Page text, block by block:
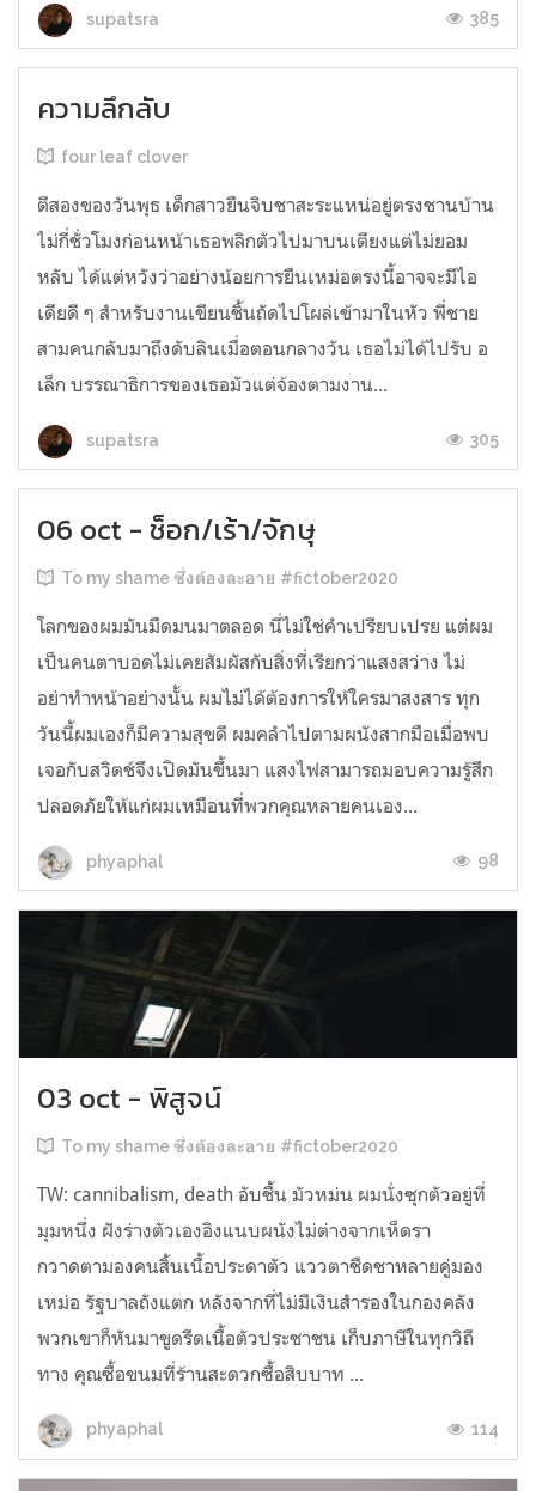
supatsra 385
ความลึกลับ
four leaf clover
ตีสองของวันพุธ เด็กสาวยืนจิบชาสะระแหน่อยู่ตรงชานบ้าน
ไม่กี่ชั่วโมงก่อนหน้าเธอพลิกตัวไปมาบนเตียงแต่ไม่ยอม
หลับ ได้แต่หวังว่าอย่างน้อยการยืนเหม่อตรงนี้อาจจะมีไอ
เดียดี ๆ สำหรับงานเขียนชิ้นถัดไปโผล่เข้ามาในหัว พี่ชาย
สามคนกลับมาถึงดับลินเมื่อตอนกลางวัน เธอไม่ได้ไปรับ อ
เล็ก บรรณาธิการของเธอมัวแต่จ้องตามงาน...
supatsra 305
06 oct - ช็อก/เร้า/จักษุ
To my shame ซึ่งต้องละอาย #fictober2020
โลกของผมมันมืดมนมาตลอด นี่ไม่ใช่คำเปรียบเปรย แต่ผม
เป็นคนตาบอดไม่เคยสัมผัสกับสิ่งที่เรียกว่าแสงสว่าง ไม่
อย่าทำหน้าอย่างนั้น ผมไม่ได้ต้องการให้ใครมาสงสาร ทุก
วันนี้ผมเองก็มีความสุขดี ผมคลำไปตามผนังสากมือเมื่อพบ
เจอกับสวิตช์จึงเปิดมันขึ้นมา แสงไฟสามารถมอบความรู้สึก
ปลอดภัยให้แก่ผมเหมือนที่พวกคุณหลายคนเอง...
phyaphal 98
03 oct - พิสูจน์
To my shame ซึ่งต้องละอาย #fictober2020
TW: cannibalism, death อับชื้น มัวหม่น ผมนั่งซุกตัวอยู่ที่
มุมหนึ่ง ฝังร่างตัวเองอิงแนบผนังไม่ต่างจากเห็ดรา
กวาดตามองคนสิ้นเนื้อประดาตัว แววตาชืดชาหลายคู่มอง
เหม่อ รัฐบาลถังแตก หลังจากที่ไม่มีเงินสำรองในกองคลัง
พวกเขาก็หันมาขูดรีดเนื้อตัวประชาชน เก็บภาษีในทุกวิถี
ทาง คุณซื้อขนมที่ร้านสะดวกซื้อสิบบาท ...
phyaphal 114